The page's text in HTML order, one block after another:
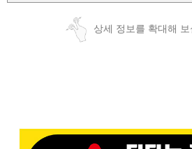
상세 정보를 확대해